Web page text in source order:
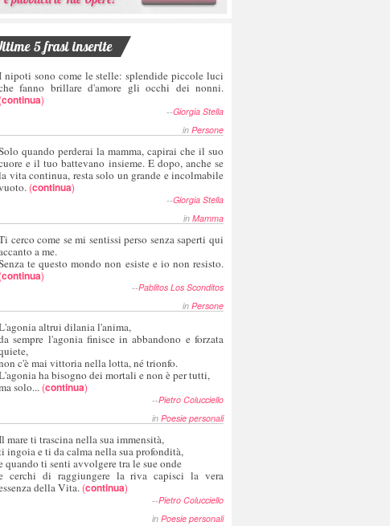
5 frasi inserite
nipoti sono come le stelle: splendide piccole luci
fanno brillare d'amore gli occhi dei nonni.
(continua)
--Giorgia Stella
in Persone
quando perderai la mamma, capirai che il suo
e il tuo battevano insieme. E dopo, anche se
vita continua, resta solo un grande e incolmabile
(continua)
--Giorgia Stella
in Mamma
cerco come se mi sentissi perso senza saperti qui
a me.
te questo mondo non esiste e io non resisto.
(continua)
--Pablitos Los Sconditos
in Persone
altrui dilania l'anima,
sempre l'agonia finisce in abbandono e forzata
c'è mai vittoria nella lotta, né trionfo.
ha bisogno dei mortali e non è per tutti,
solo... (continua)
--Pietro Colucciello
in Poesie personali
mare ti trascina nella sua immensità,
ingoia e ti da calma nella sua profondità,
quando ti senti avvolgere tra le sue onde
cerchi di raggiungere la riva capisci la vera
della Vita. (continua)
--Pietro Colucciello
in Poesie personali